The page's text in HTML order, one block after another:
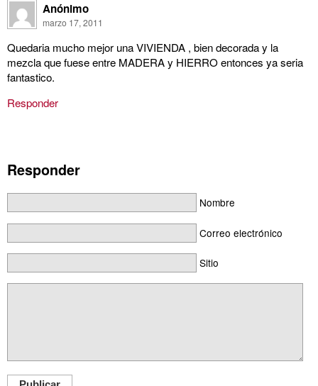
Anónimo
marzo 17, 2011
Quedaria mucho mejor una VIVIENDA , bien decorada y la
mezcla que fuese entre MADERA y HIERRO entonces ya seria
fantastico.
Responder
Responder
Nombre
Correo electrónico
Sitio